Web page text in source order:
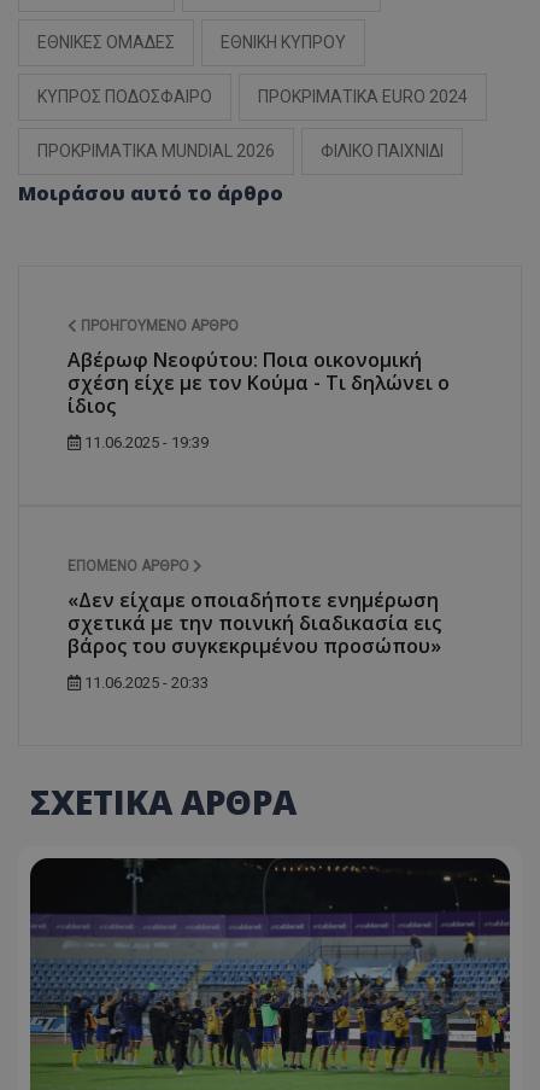
ΕΘΝΙΚΕΣ ΟΜΑΔΕΣ ΕΘΝΙΚΗ ΚΥΠΡΟΥ
ΚΥΠΡΟΣ ΠΟΔΟΣΦΑΙΡΟ ΠΡΟΚΡΙΜΑΤΙΚΑ EURO 2024
ΠΡΟΚΡΙΜΑΤΙΚΑ MUNDIAL 2026 ΦΙΛΙΚΟ ΠΑΙΧΝΙΔΙ
Μοιράσου αυτό το άρθρο
ΠΡΟΗΓΟΎΜΕΝΟ ΆΡΘΡΟ
Αβέρωφ Νεοφύτου: Ποια οικονομική
σχέση είχε με τον Κούμα - Τι δηλώνει ο
ίδιος
11.06.2025 - 19:39
ΕΠΌΜΕΝΟ ΆΡΘΡΟ
«Δεν είχαμε οποιαδήποτε ενημέρωση
σχετικά με την ποινική διαδικασία εις
βάρος του συγκεκριμένου προσώπου»
11.06.2025 - 20:33
ΣΧΕΤΙΚΑ ΑΡΘΡΑ